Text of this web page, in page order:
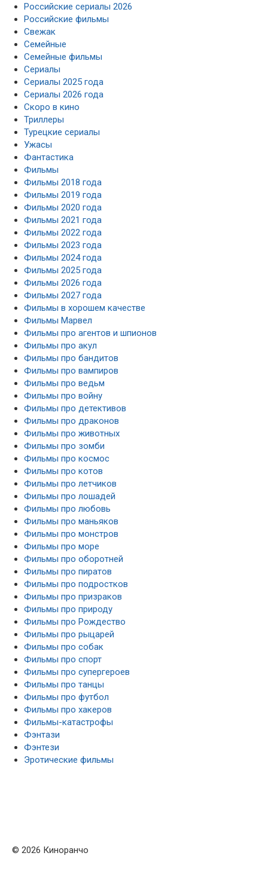
Российские сериалы 2026
Российские фильмы
Свежак
Семейные
Семейные фильмы
Сериалы
Сериалы 2025 года
Сериалы 2026 года
Скоро в кино
Триллеры
Турецкие сериалы
Ужасы
Фантастика
Фильмы
Фильмы 2018 года
Фильмы 2019 года
Фильмы 2020 года
Фильмы 2021 года
Фильмы 2022 года
Фильмы 2023 года
Фильмы 2024 года
Фильмы 2025 года
Фильмы 2026 года
Фильмы 2027 года
Фильмы в хорошем качестве
Фильмы Марвел
Фильмы про агентов и шпионов
Фильмы про акул
Фильмы про бандитов
Фильмы про вампиров
Фильмы про ведьм
Фильмы про войну
Фильмы про детективов
Фильмы про драконов
Фильмы про животных
Фильмы про зомби
Фильмы про космос
Фильмы про котов
Фильмы про летчиков
Фильмы про лошадей
Фильмы про любовь
Фильмы про маньяков
Фильмы про монстров
Фильмы про море
Фильмы про оборотней
Фильмы про пиратов
Фильмы про подростков
Фильмы про призраков
Фильмы про природу
Фильмы про Рождество
Фильмы про рыцарей
Фильмы про собак
Фильмы про спорт
Фильмы про супергероев
Фильмы про танцы
Фильмы про футбол
Фильмы про хакеров
Фильмы-катастрофы
Фэнтази
Фэнтези
Эротические фильмы
© 2026 Киноранчо